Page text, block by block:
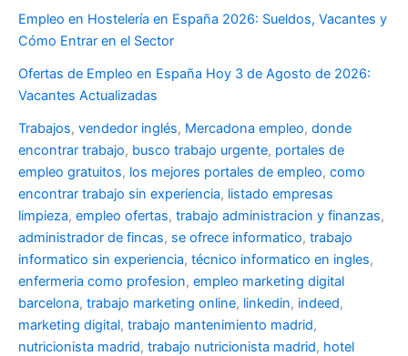
Empleo en Hostelería en España 2026: Sueldos, Vacantes y
Cómo Entrar en el Sector
Ofertas de Empleo en España Hoy 3 de Agosto de 2026:
Vacantes Actualizadas
Trabajos, vendedor inglés, Mercadona empleo, donde
encontrar trabajo, busco trabajo urgente, portales de
empleo gratuitos, los mejores portales de empleo, como
encontrar trabajo sin experiencia, listado empresas
limpieza, empleo ofertas, trabajo administracion y finanzas,
administrador de fincas, se ofrece informatico, trabajo
informatico sin experiencia, técnico informatico en ingles,
enfermeria como profesion, empleo marketing digital
barcelona, trabajo marketing online, linkedin, indeed,
marketing digital, trabajo mantenimiento madrid,
nutricionista madrid, trabajo nutricionista madrid, hotel